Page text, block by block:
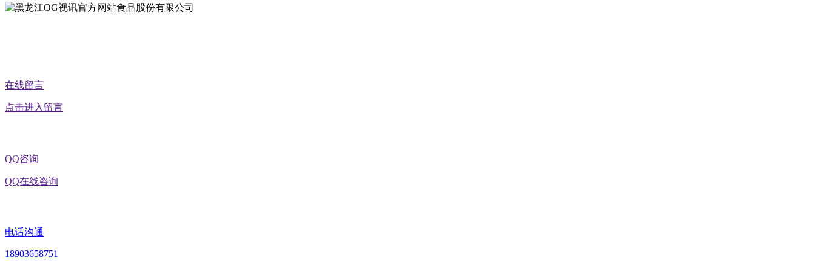
在线留言
点击进入留言
QQ咨询
QQ在线咨询
电话沟通
18903658751